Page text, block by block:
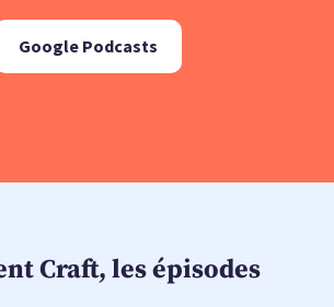
Google Podcasts
Craft, les épisodes